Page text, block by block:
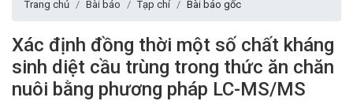
Trang chủ Bài báo Tạp chí Bài báo gốc
Xác định đồng thời một số chất kháng
sinh diệt cầu trùng trong thức ăn chăn
nuôi bằng phương pháp LC-MS/MS